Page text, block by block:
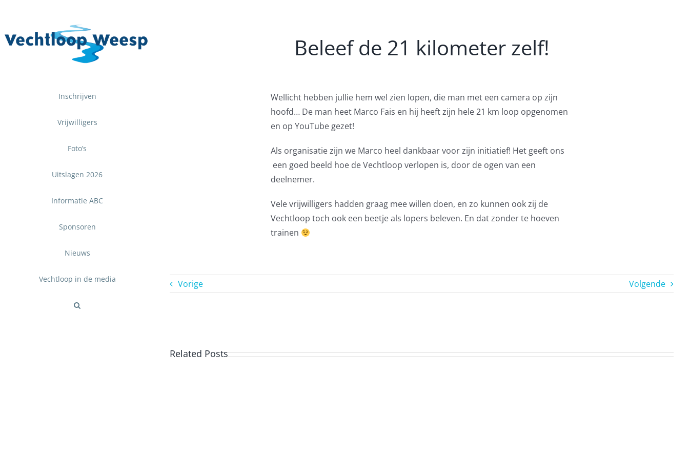
inhoud
Inschrijven
Vrijwilligers
Foto’s
Uitslagen 2026
Informatie ABC
Sponsoren
Nieuws
Vechtloop in de media
Beleef de 21 kilometer zelf!
Wellicht hebben jullie hem wel zien lopen, die man met een camera op zijn
hoofd… De man heet Marco Fais en hij heeft zijn hele 21 km loop opgenomen
en op YouTube gezet!
Als organisatie zijn we Marco heel dankbaar voor zijn initiatief! Het geeft ons
een goed beeld hoe de Vechtloop verlopen is, door de ogen van een
deelnemer.
Vele vrijwilligers hadden graag mee willen doen, en zo kunnen ook zij de
Vechtloop toch ook een beetje als lopers beleven. En dat zonder te hoeven
trainen
Vorige Volgende
Related Posts